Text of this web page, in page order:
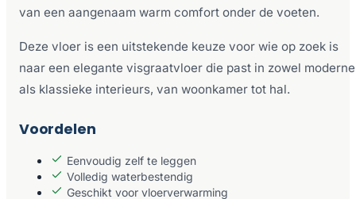
van een aangenaam warm comfort onder de voeten.
Deze vloer is een uitstekende keuze voor wie op zoek is
naar een elegante visgraatvloer die past in zowel moderne
als klassieke interieurs, van woonkamer tot hal.
Voordelen
Eenvoudig zelf te leggen
Volledig waterbestendig
Geschikt voor vloerverwarming